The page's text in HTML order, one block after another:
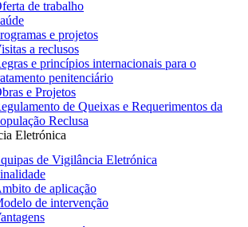
de trabalho
e projetos
a reclusos
e princípios internacionais para o
penitenciário
e Projetos
de Queixas e Requerimentos da
Reclusa
Eletrónica
de Vigilância Eletrónica
de aplicação
de intervenção